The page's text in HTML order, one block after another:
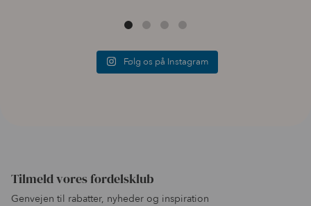
Følg os på Instagram
Tilmeld vores fordelsklub
Genvejen til rabatter, nyheder og inspiration